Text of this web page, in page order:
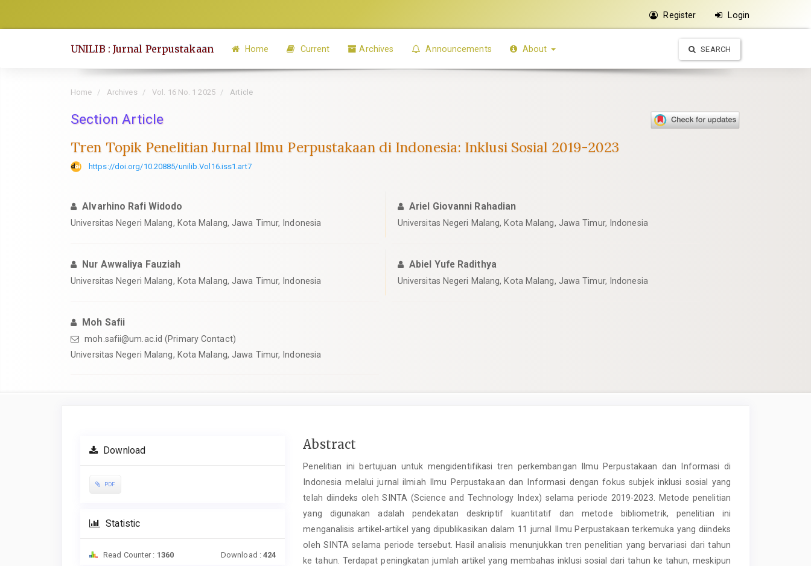
Register Login
UNILIB : Jurnal Perpustakaan Home Current Archives Announcements About SEARCH
Home Archives Vol. 16 No. 1 2025 Article
Section Article
Tren Topik Penelitian Jurnal Ilmu Perpustakaan di Indonesia: Inklusi Sosial 2019-2023
https://doi.org/10.20885/unilib.Vol16.iss1.art7
Alvarhino Rafi Widodo
Universitas Negeri Malang, Kota Malang, Jawa Timur, Indonesia
Ariel Giovanni Rahadian
Universitas Negeri Malang, Kota Malang, Jawa Timur, Indonesia
Nur Awwaliya Fauziah
Universitas Negeri Malang, Kota Malang, Jawa Timur, Indonesia
Abiel Yufe Radithya
Universitas Negeri Malang, Kota Malang, Jawa Timur, Indonesia
Moh Safii
moh.safii@um.ac.id (Primary Contact)
Universitas Negeri Malang, Kota Malang, Jawa Timur, Indonesia
SidebarDownload
PDF
Statistic
Read Counter : 1360 Download :424
Main
Content
Abstract
Penelitian ini bertujuan untuk mengidentifikasi tren perkembangan Ilmu Perpustakaan dan Informasi di
Indonesia melalui jurnal ilmiah Ilmu Perpustakaan dan Informasi dengan fokus subjek inklusi sosial yang
telah diindeks oleh SINTA (Science and Technology Index) selama periode 2019-2023. Metode penelitian
yang digunakan adalah pendekatan deskriptif kuantitatif dan metode bibliometrik, penelitian ini
menganalisis artikel-artikel yang dipublikasikan dalam 11 jurnal Ilmu Perpustakaan terkemuka yang diindeks
oleh SINTA selama periode tersebut. Hasil analisis menunjukkan tren penelitian yang bervariasi dari tahun
ke tahun. Terdapat peningkatan jumlah artikel yang membahas inklusi sosial dari tahun ke tahun, meskipun